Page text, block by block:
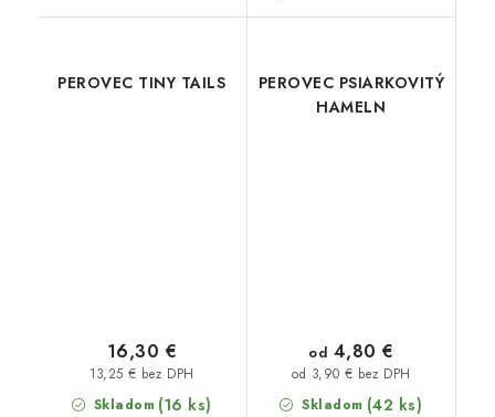
PEROVEC TINY TAILS
Skladom (16 ks)
13,25 € bez DPH
16,30 €
PEROVEC PSIARKOVITÝ
HAMELN
Skladom (42 ks)
od 3,90 € bez DPH
od 4,80 €